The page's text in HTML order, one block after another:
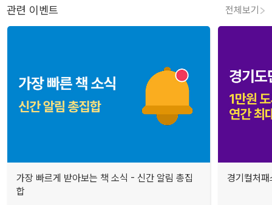
관련 이벤트 전체보기
가장 빠르게 받아보는 책 소식 - 신간 알림 총집
합
경기컬처